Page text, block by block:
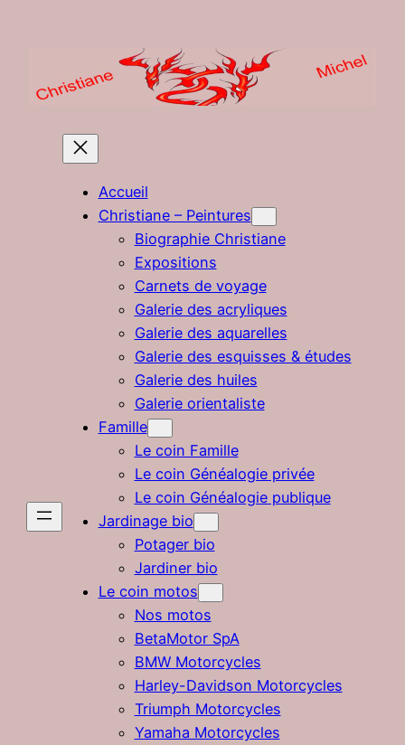
Accueil
Christiane – Peintures
Biographie Christiane
Expositions
Carnets de voyage
Galerie des acryliques
Galerie des aquarelles
Galerie des esquisses & études
Galerie des huiles
Galerie orientaliste
Famille
Le coin Famille
Le coin Généalogie privée
Le coin Généalogie publique
Jardinage bio
Potager bio
Jardiner bio
Le coin motos
Nos motos
BetaMotor SpA
BMW Motorcycles
Harley-Davidson Motorcycles
Triumph Motorcycles
Yamaha Motorcycles